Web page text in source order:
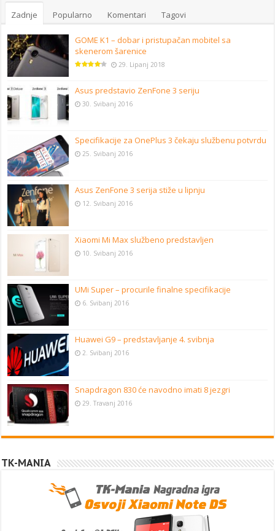
Zadnje Popularno Komentari Tagovi
GOME K1 – dobar i pristupačan mobitel sa
skenerom šarenice
29. Lipanj 2018
Asus predstavio ZenFone 3 seriju
30. Svibanj 2016
Specifikacije za OnePlus 3 čekaju službenu potvrdu
25. Svibanj 2016
Asus ZenFone 3 serija stiže u lipnju
12. Svibanj 2016
Xiaomi Mi Max službeno predstavljen
10. Svibanj 2016
UMi Super – procurile finalne specifikacije
6. Svibanj 2016
Huawei G9 – predstavljanje 4. svibnja
2. Svibanj 2016
Snapdragon 830 će navodno imati 8 jezgri
29. Travanj 2016
TK-MANIA